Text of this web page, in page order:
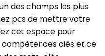
des champs les plus
pas de mettre votre
cet espace pour
compétences clés et ce